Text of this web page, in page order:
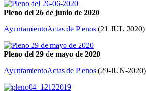
Pleno del 26 de junio de 2020
AyuntamientoActas de Plenos (21-JUL-2020)
Pleno del 29 de mayo de 2020
AyuntamientoActas de Plenos (29-JUN-2020)